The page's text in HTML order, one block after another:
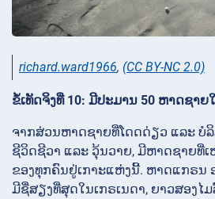
richard.ward1966, (CC BY-NC 2.0)
ຂໍ້ເທັດຈິງທີ່ 10: ມີປະມານ 50 ຫາດຊາຍ
ຈາກສ່ວນຫາດຊາຍທີ່ໂດດດ່ຽວ ແລະ ບໍ
ຊີວິດຊີວາ ແລະ ວຸ້ນວາຍ, ມີຫາດຊາຍທີ່
ຂອງທຸກຄົນຢູ່ເກາະແຫ່ງນີ້. ຫາດແກຣນ
ມີຊື່ສຽງທີ່ສຸດໃນເກຣເນດາ, ຍາວສອງໄ